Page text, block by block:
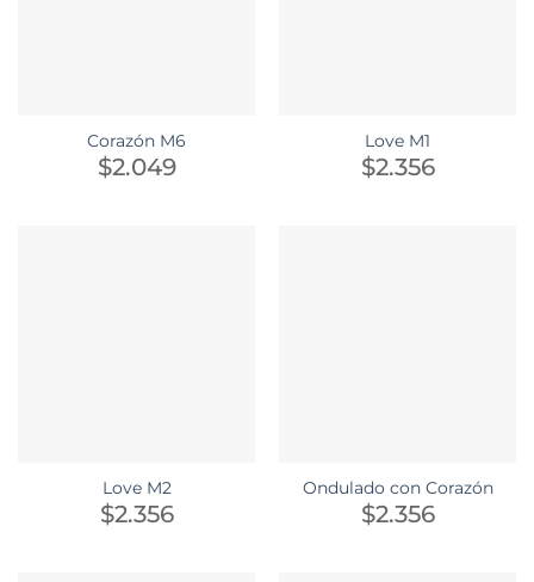
Corazón M6
$2.049
Love M1
$2.356
Love M2
$2.356
Ondulado con Corazón
$2.356